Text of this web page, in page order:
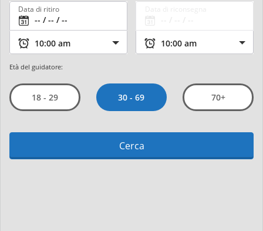
Data di ritiro
Età del guidatore:
18 - 29 30 - 69 70+
Cerca